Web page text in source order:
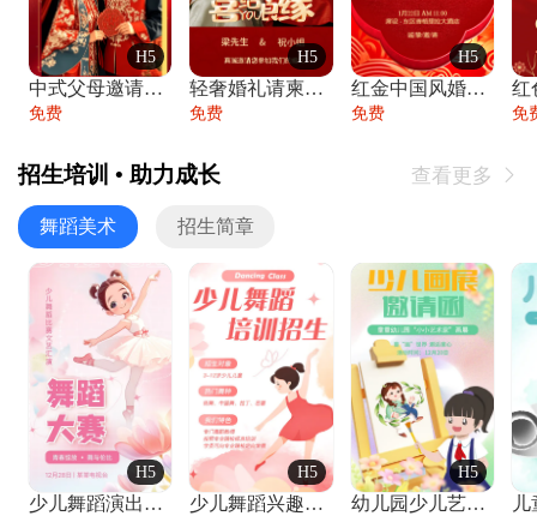
H5
中式父母邀请函婚礼结婚请柬请贴父母邀请方
免费
H5
轻奢婚礼请柬婚礼邀请函结婚照请帖
免费
H5
红金中国风婚礼请柬出阁喜宴嫁女请帖出阁宴
免费 免
招生培训 • 助力成长 查看更多 
舞蹈美术 招生简章
H5
少儿舞蹈演出舞蹈比赛跳舞大赛文艺汇演活动
H5
少儿舞蹈兴趣班艺术培训学校招生宣传
H5
幼儿园少儿艺术展览绘画展摄影作品展美术展